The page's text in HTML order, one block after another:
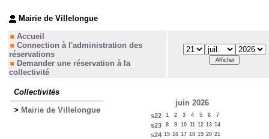
Mairie de Villelongue
Accueil
Connection à l'administration des
réservations
Demander une réservation à la
collectivité
Collectivités
> Mairie de Villelongue
juin 2026
s22 1 2 3 4 5 6 7
s23 8 9 10 11 12 13 14
s24 15 16 17 18 19 20 21